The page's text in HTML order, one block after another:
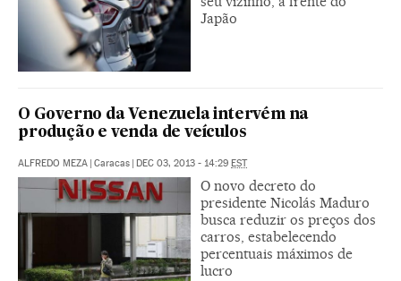
Japão
O Governo da Venezuela intervém na
produção e venda de veículos
ALFREDO MEZA Caracas DEC 03, 2013 - 14:29 EST
O novo decreto do
presidente Nicolás Maduro
busca reduzir os preços dos
carros, estabelecendo
percentuais máximos de
lucro